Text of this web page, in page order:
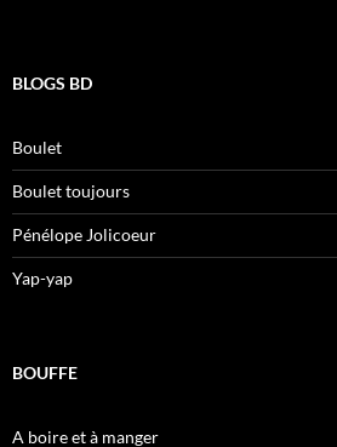
BLOGS BD
Boulet
Boulet toujours
Pénélope Jolicoeur
Yap-yap
BOUFFE
A boire et à manger